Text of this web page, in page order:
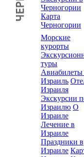
Черногории
Карта
Черногории
Морские
курорты
туры
Авиабилеты
Израиль
Израиля
Экскурсии
Израилю О
Израиле
Лечение в
Израиле
Праздники в
Израиле